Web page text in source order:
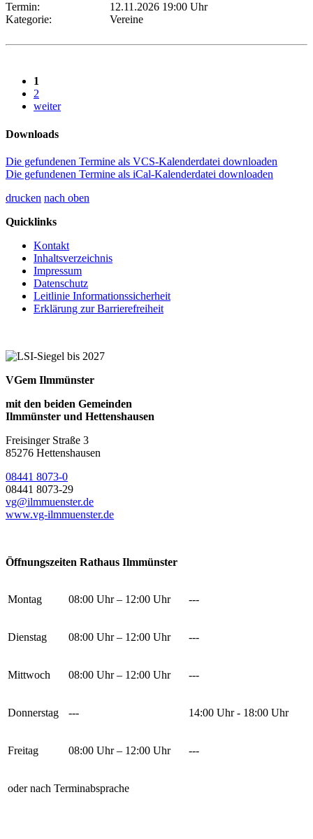
Termin:
12.11.2026 19:00 Uhr
Kategorie:
Vereine
1
2
weiter
Downloads
Die gefundenen Termine als VCS-Kalenderdatei downloaden
Die gefundenen Termine als iCal-Kalenderdatei downloaden
drucken nach oben
Quicklinks
Kontakt
Inhaltsverzeichnis
Impressum
Datenschutz
Leitlinie Informationssicherheit
Erklärung zur Barrierefreiheit
VGem Ilmmünster
mit den beiden Gemeinden
Ilmmünster und Hettenshausen
Freisinger Straße 3
85276 Hettenshausen
08441 8073-0
08441 8073-29
vg@ilmmuenster.de
www.vg-ilmmuenster.de
Öffnungszeiten Rathaus Ilmmünster
Montag 08:00 Uhr – 12:00 Uhr ---
Dienstag 08:00 Uhr – 12:00 Uhr ---
Mittwoch 08:00 Uhr – 12:00 Uhr ---
Donnerstag --- 14:00 Uhr - 18:00 Uhr
Freitag 08:00 Uhr – 12:00 Uhr ---
oder nach Terminabsprache